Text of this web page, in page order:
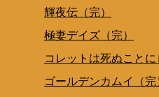
輝夜伝（完）
極妻デイズ（完）
コレットは死ぬことに
ゴールデンカムイ（完